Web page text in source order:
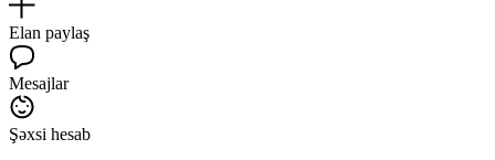
Elan paylaş
Mesajlar
Şəxsi hesab